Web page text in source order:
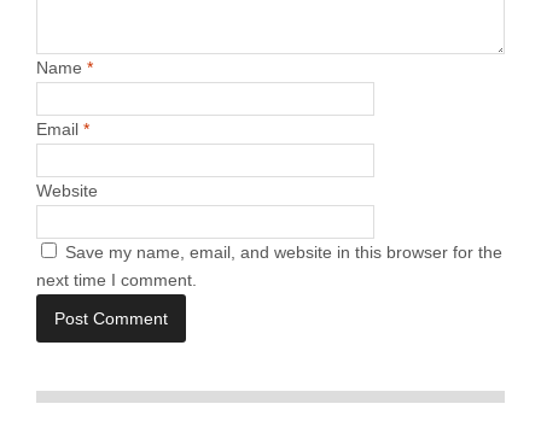
Name *
Email *
Website
Save my name, email, and website in this browser for the
next time I comment.